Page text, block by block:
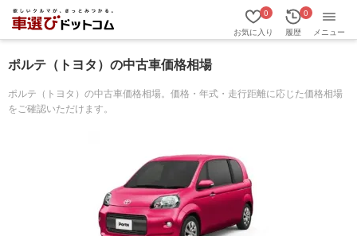
お気に入り
0
履歴
0
メニュー
ポルテ（トヨタ）の中古車価格相場
ポルテ（トヨタ）の中古車価格相場。価格・年式・走行距離に応じた価格相場
をご確認いただけます。